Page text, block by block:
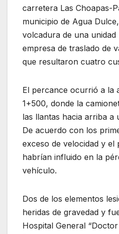
carretera Las Choapas-
municipio de Agua
volcadura de una unidad
empresa de traslado de
que resultaron cuatro
El percance ocurrió a la
1+500, donde la
las llantas hacia arriba a
De acuerdo con los
exceso de velocidad y el
habrían influido en la
vehículo.
Dos de los elementos
heridas de gravedad y
Hospital General